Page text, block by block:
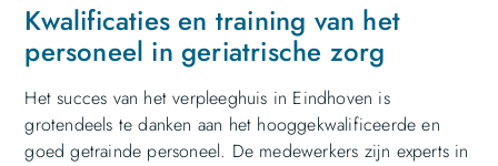
Kwalificaties en training van het
personeel in geriatrische zorg
Het succes van het verpleeghuis in Eindhoven is
grotendeels te danken aan het hooggekwalificeerde en
goed getrainde personeel. De medewerkers zijn experts in